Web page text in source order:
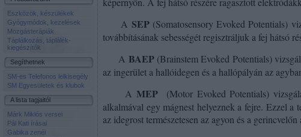
Eszközök, készülékek
Gyógymódok, kezelések
Mozgásterápiák
Táplálkozás, táplálék-
kiegészítők
Segíthetnek
SM-es Telefonos lelkisegély
SM Egyesületek és klubok
A lista tagjaitól
Márk Miklós versei
Pál Kati írásai
Gabika zenéi
A SEP(Somatosensory Evoked Potentials)
továbbításának sebességét regisztráljuk a fej hátsó
A BAEP(Brainstem Evoked Potentials)
az ingerület a hallóidegen és a hallópályán az
A MEP
(Motor Evoked Potentials)
alkalmával egy mágnest helyeznek a fejre. Ezzel a
az idegrost természetesen az agyon és a gerincvelőn